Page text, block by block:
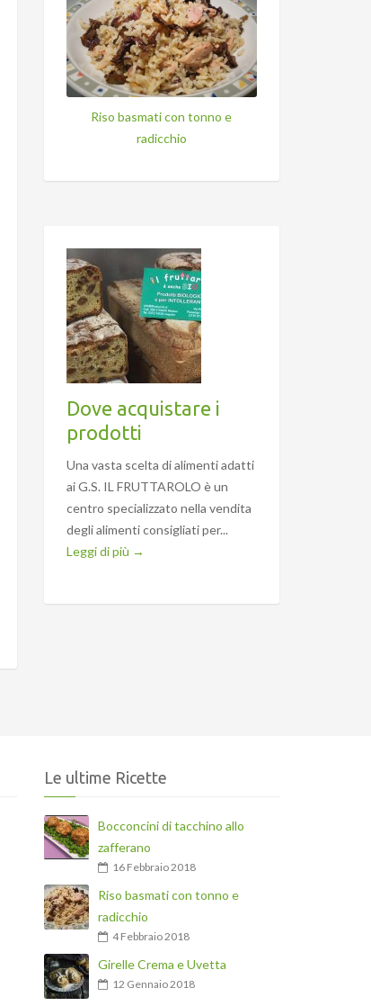
Riso basmati con tonno e
radicchio
Dove acquistare i
prodotti
Una vasta scelta di alimenti adatti
ai G.S. IL FRUTTAROLO è un
centro specializzato nella vendita
degli alimenti consigliati per...
Leggi di più →
Le ultime Ricette
Bocconcini di tacchino allo
zafferano
16 Febbraio 2018
Riso basmati con tonno e
radicchio
4 Febbraio 2018
Girelle Crema e Uvetta
12 Gennaio 2018